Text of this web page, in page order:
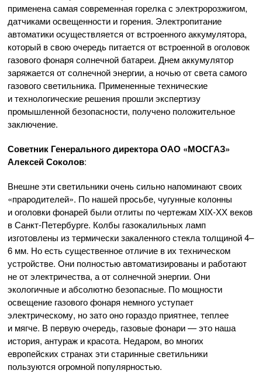
применена самая современная горелка с электророзжигом,
датчиками освещенности и горения. Электропитание
автоматики осуществляется от встроенного аккумулятора,
который в свою очередь питается от встроенной в оголовок
газового фонаря солнечной батареи. Днем аккумулятор
заряжается от солнечной энергии, а ночью от света самого
газового светильника. Примененные технические
и технологические решения прошли экспертизу
промышленной безопасности, получено положительное
заключение.
Советник Генерального директораОАО «МОСГАЗ»
Алексей Соколов:
Внешне эти светильники очень сильно напоминают своих
«прародителей». По нашей просьбе, чугунные колонны
и оголовки фонарей были отлиты по чертежамХIХ-ХХ веков
вСанкт-Петербурге. Колбы газокалильных ламп
изготовлены из термически закаленного стекла толщиной 4–
6 мм. Но есть существенное отличие в их техническом
устройстве. Они полностью автоматизированы и работают
не от электричества, а от солнечной энергии. Они
экологичные и абсолютно безопасные. По мощности
освещение газового фонаря немного уступает
электрическому, но зато оно гораздо приятнее, теплее
и мягче. В первую очередь, газовые фонари — это наша
история, антураж и красота. Недаром, во многих
европейских странах эти старинные светильники
пользуются огромной популярностью.